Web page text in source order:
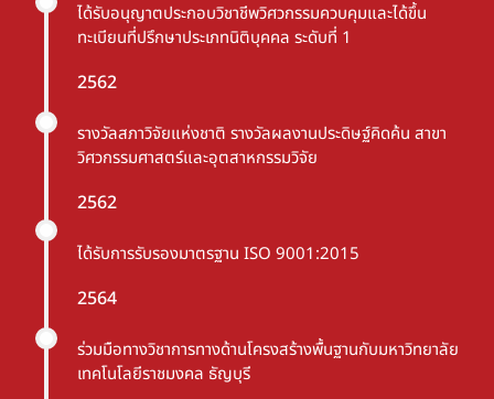
ได้รับอนุญาตประกอบวิชาชีพวิศวกรรมควบคุมและได้ขึ้น
ทะเบียนที่ปรึกษาประเภทนิติบุคคล ระดับที่ 1
2562
รางวัลสภาวิจัยแห่งชาติ รางวัลผลงานประดิษฐ์คิดค้น สาขา
วิศวกรรมศาสตร์และอุตสาหกรรมวิจัย
2562
ได้รับการรับรองมาตรฐาน ISO 9001:2015
2564
ร่วมมือทางวิชาการทางด้านโครงสร้างพื้นฐานกับมหาวิทยาลัย
เทคโนโลยีราชมงคล ธัญบุรี